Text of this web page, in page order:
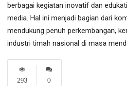
berbagai kegiatan inovatif dan
media. Hal ini menjadi bagian dari
mendukung penuh perkembangan,
industri timah nasional di masa
0
293